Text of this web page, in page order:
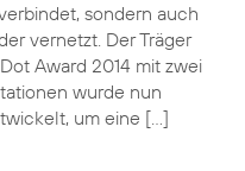
sondern auch
vernetzt. Der Träger
Award 2014 mit zwei
wurde nun
um eine […]